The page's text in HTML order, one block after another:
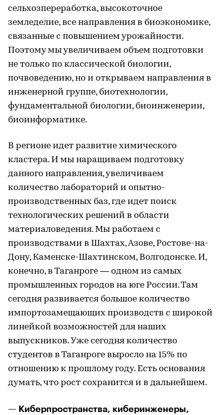
сельхозпереработка, высокоточное
земледелие, все направления в биоэкономике,
связанные с повышением урожайности.
Поэтому мы увеличиваем объем подготовки
не только по классической биологии,
почвоведению, но и открываем направления в
инженерной группе, биотехнологии,
фундаментальной биологии, биоинженерии,
биоинформатике.
В регионе идет развитие химического
кластера. И мы наращиваем подготовку
данного направления, увеличиваем
количество лабораторий и опытно-
производственных баз, где идет поиск
технологических решений в области
материаловедения. Мы работаем с
производствами в Шахтах, Азове, Ростове-на-
Дону, Каменске-Шахтинском, Волгодонске. И,
конечно, в Таганроге — одном из самых
промышленных городов на юге России. Там
сегодня развивается большое количество
импортозамещающих производств с широкой
линейкой возможностей для наших
выпускников. Уже сегодня количество
студентов в Таганроге выросло на 15% по
отношению к прошлому году. Есть основания
думать, что рост сохранится и в дальнейшем.
— Киберпространства, киберинженеры,